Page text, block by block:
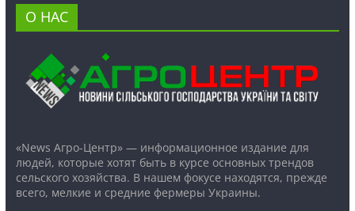
О НАС
«News Агро-Центр» — информационное издание для
людей, которые хотят быть в курсе основных трендов
сельского хозяйства. В нашем фокусе находятся, прежде
всего, мелкие и средние фермеры Украины.